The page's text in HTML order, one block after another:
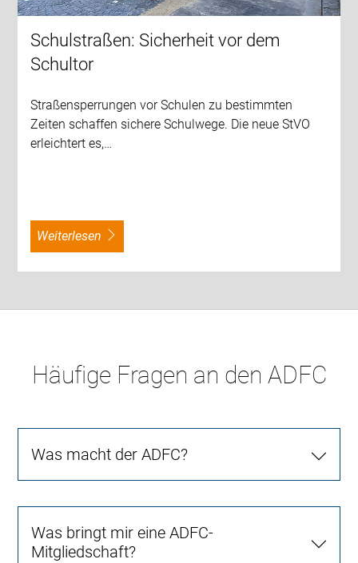
Schulstraßen: Sicherheit vor dem
Schultor
Straßensperrungen vor Schulen zu bestimmten
Zeiten schaffen sichere Schulwege. Die neue StVO
erleichtert es,…
weiterlesen
Häufige Fragen an den ADFC
Was macht der ADFC?
Was bringt mir eine ADFC-
Mitgliedschaft?